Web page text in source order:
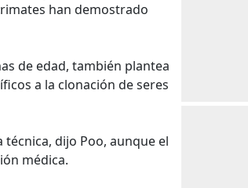
han demostrado
de edad, también plantea
a la clonación de seres
dijo Poo, aunque el
médica.